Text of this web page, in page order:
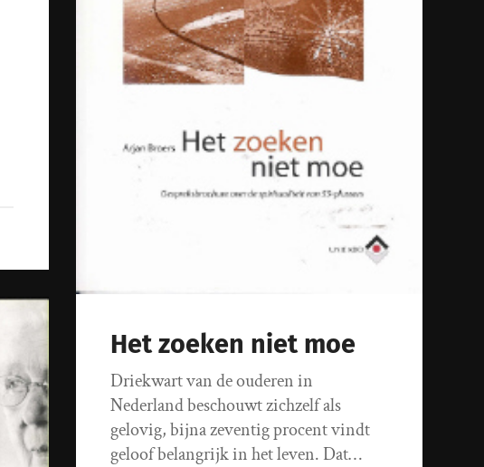
Het zoeken niet moe
Driekwart van de ouderen in
Nederland beschouwt zichzelf als
gelovig, bijna zeventig procent vindt
geloof belangrijk in het leven. Dat…